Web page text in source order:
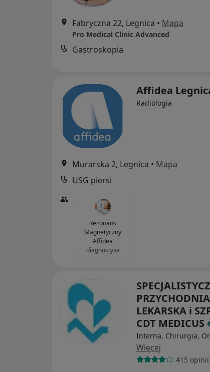
Fabryczna 22, Legnica • Mapa
Pro Medical Clinic Advanced
Gastroskopia
Affidea
Radiologia
Murarska 2, Legnica • Mapa
USG piersi
Rezonans
Magnetyczny
Affidea
diagnostyka
PRZYCHODNIA
LEKARSKA i
CDT MEDICUS
Interna, Chirurgia,
Więcej
415 opinii